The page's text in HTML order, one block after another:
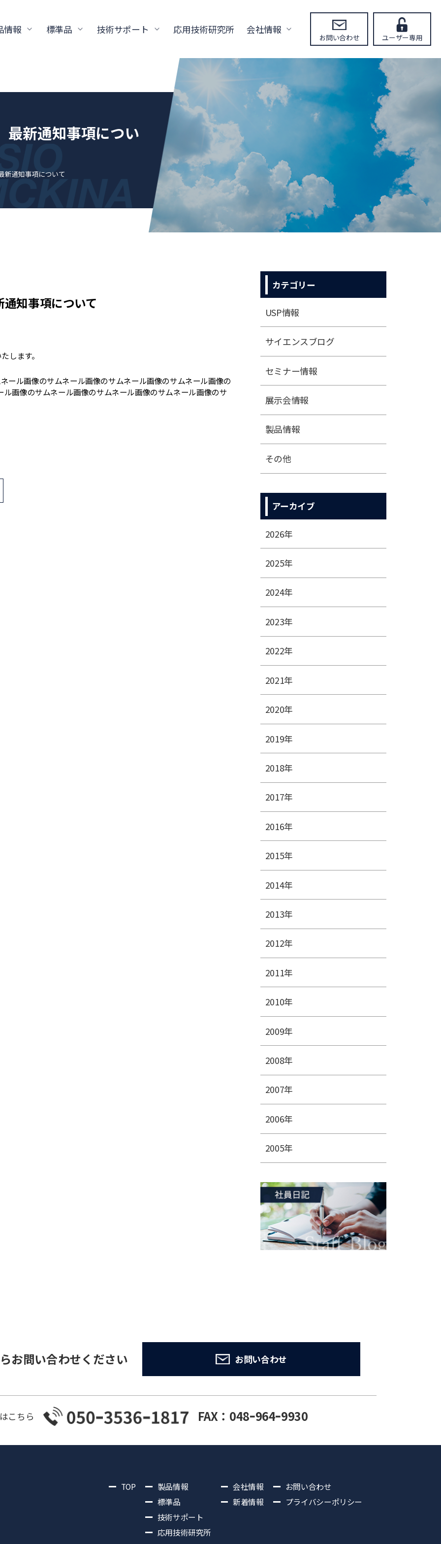
情報 標準品 技術サポート 応用技術研究所 会社情報
お問い合わせ ユーザー専用
新通知事項につい
新通知事項について
知事項について
します。
カテゴリー
USP情報
サイエンスブログ
セミナー情報
展⽰会情報
製品情報
その他
アーカイブ
2026年
2025年
2024年
2023年
2022年
2021年
2020年
2019年
2018年
2017年
2016年
2015年
2014年
2013年
2012年
2011年
2010年
2009年
2008年
2007年
2006年
2005年
お問い合わせください お問い合わせ
こちら FAX：048ｰ964ｰ9930
TOP
製品情報
標準品
技術サポート
応用技術研究所
会社情報
新着情報
お問い合わせ
プライバシーポリシー